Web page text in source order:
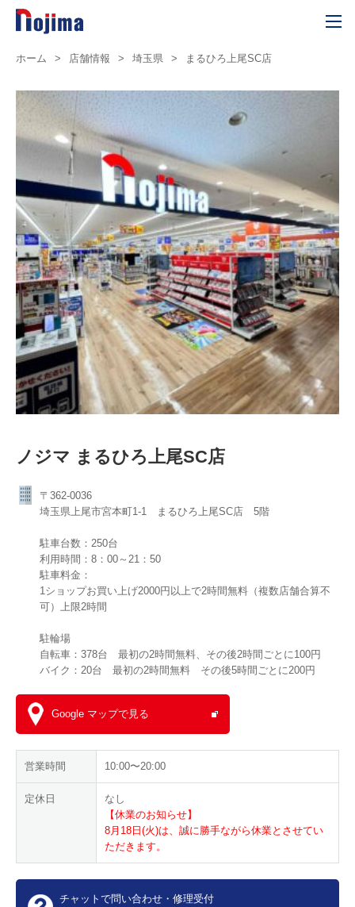
ホーム > 店舗情報 > 埼玉県 > まるひろ上尾SC店
ノジマ まるひろ上尾SC店
〒362-0036
埼玉県上尾市宮本町1-1 まるひろ上尾SC店 5階
駐車台数：250台
利用時間：8：00～21：50
駐車料金：
1ショップお買い上げ2000円以上で2時間無料（複数店舗合算不
可）上限2時間
駐輪場
自転車：378台 最初の2時間無料、その後2時間ごとに100円
バイク：20台 最初の2時間無料 その後5時間ごとに200円
Google マップで見る
営業時間 10:00〜20:00
定休日
なし
【休業のお知らせ】
8月18日(火)は、誠に勝手ながら休業とさせてい
ただきます。
チャットで問い合わせ・修理受付